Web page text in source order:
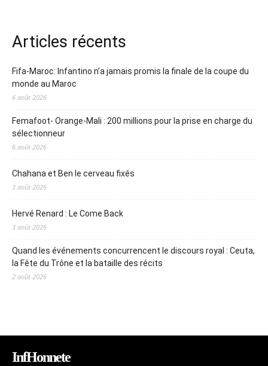
Articles récents
Fifa-Maroc: Infantino n’a jamais promis la finale de la coupe du
monde au Maroc
6 août 2026
Femafoot- Orange-Mali : 200 millions pour la prise en charge du
sélectionneur
6 août 2026
Chahana et Ben le cerveau fixés
3 août 2026
Hervé Renard : Le Come Back
3 août 2026
Quand les événements concurrencent le discours royal : Ceuta,
la Fête du Trône et la bataille des récits
2 août 2026
InfHonnete